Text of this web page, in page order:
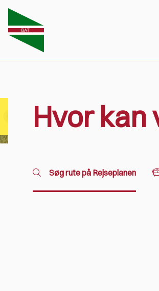
Ruteomlægning.
Hvor
Søg rute på Rejseplanen